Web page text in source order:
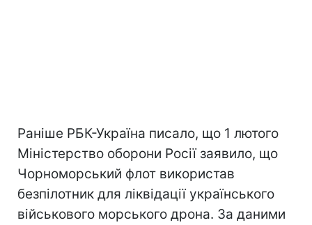
Раніше РБК-Україна писало, що 1 лютого
Міністерство оборони Росії заявило, що
Чорноморський флот використав
безпілотник для ліквідації українського
військового морського дрона. За даними